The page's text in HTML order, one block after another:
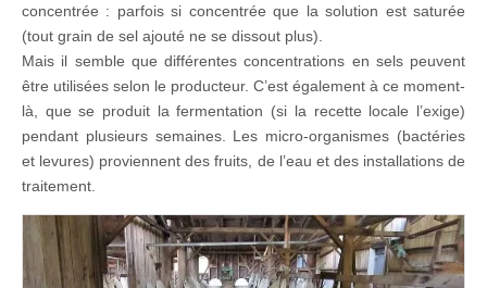
concentrée : parfois si concentrée que la solution est saturée
(tout grain de sel ajouté ne se dissout plus).
Mais il semble que différentes concentrations en sels peuvent
être utilisées selon le producteur. C’est également à ce moment-
là, que se produit la fermentation (si la recette locale l’exige)
pendant plusieurs semaines. Les micro-organismes (bactéries
et levures) proviennent des fruits, de l’eau et des installations de
traitement.